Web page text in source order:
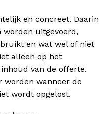
en concreet. Daarin
worden uitgevoerd,
en wat wel of niet
alleen op het
van de offerte.
worden wanneer de
wordt opgelost.